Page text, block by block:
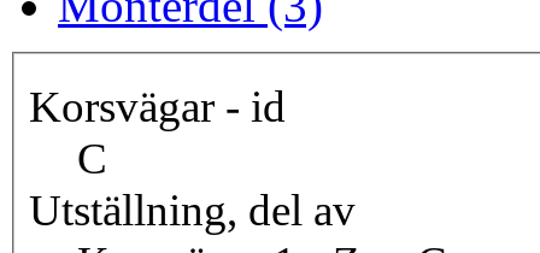
Korsvägar - id
C
Utställning, del av